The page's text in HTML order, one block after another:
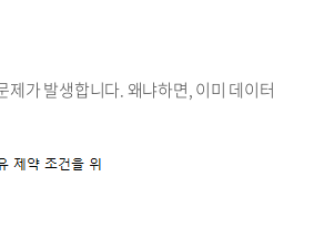
제가 발생합니다. 왜냐하면, 이미 데이터